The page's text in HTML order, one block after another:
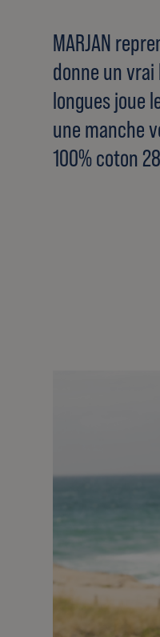
MARJAN
donne un
longues joue
une manche
100% coton